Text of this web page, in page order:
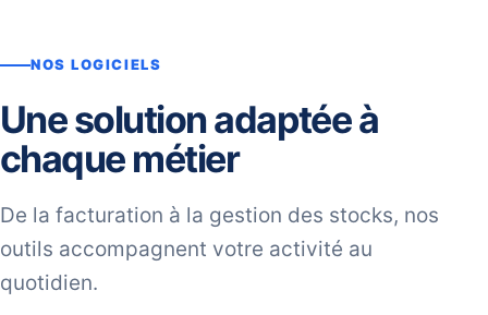
NOS LOGICIELS
Une solution adaptée à
chaque métier
De la facturation à la gestion des stocks, nos
outils accompagnent votre activité au
quotidien.